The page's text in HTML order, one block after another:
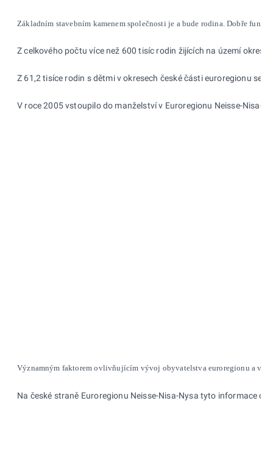
Základním stavebním kamenem společnosti je a bude rodina. Dobře
Z celkového počtu více než 600 tisíc rodin žijících na území
Z 61,2 tisíce rodin s dětmi v okresech české části euroregionu
V roce 2005 vstoupilo do manželství v Euroregionu Neisse-Nisa-
Významným faktorem ovlivňujícím vývoj obyvatelstva euroregionu a
Na české straně Euroregionu Neisse-Nisa-Nysa tyto informace o